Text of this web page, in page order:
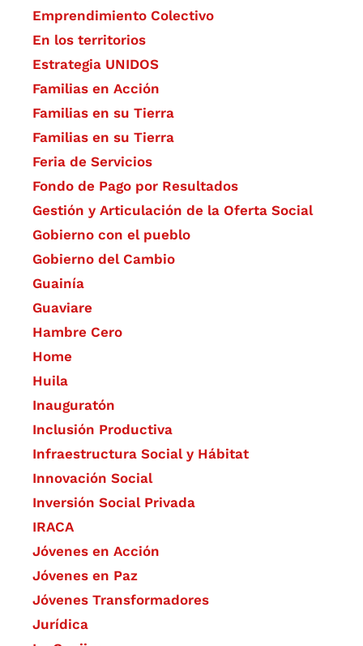
Emprendimiento Colectivo
En los territorios
Estrategia UNIDOS
Familias en Acción
Familias en su Tierra
Familias en su Tierra
Feria de Servicios
Fondo de Pago por Resultados
Gestión y Articulación de la Oferta Social
Gobierno con el pueblo
Gobierno del Cambio
Guainía
Guaviare
Hambre Cero
Home
Huila
Inauguratón
Inclusión Productiva
Infraestructura Social y Hábitat
​Innovación Social
Inversión Social Privada
IRACA
Jóvenes en Acción
Jóvenes en Paz
Jóvenes Transformadores
Jurídica